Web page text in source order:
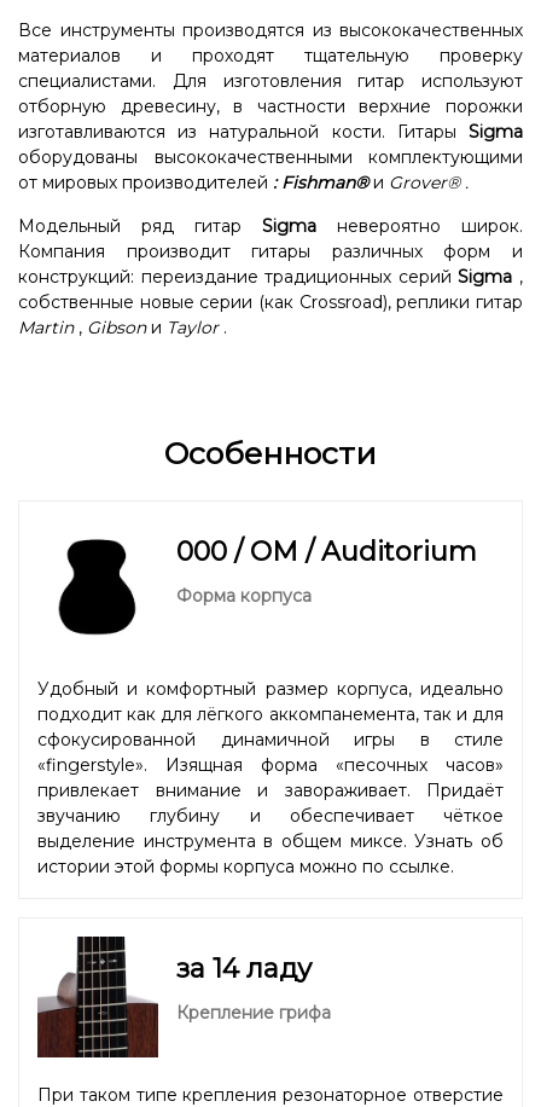
Все инструменты производятся из высококачественных
материалов и проходят тщательную проверку
специалистами. Для изготовления гитар используют
отборную древесину, в частности верхние порожки
изготавливаются из натуральной кости. Гитары Sigma
оборудованы высококачественными комплектующими
от мировых производителей :Fishman® и Grover® .
Модельный ряд гитар Sigma невероятно широк.
Компания производит гитары различных форм и
конструкций: переиздание традиционных серийSigma ,
собственные новые серии (как Crossroad), реплики гитар
Martin, Gibsonи Taylor.
Особенности
000 / OM / Auditorium
Форма корпуса
Удобный и комфортный размер корпуса, идеально
подходит как для лёгкого аккомпанемента, так и для
сфокусированной динамичной игры в стиле
«fingerstyle». Изящная форма «песочных часов»
привлекает внимание и завораживает. Придаёт
звучанию глубину и обеспечивает чёткое
выделение инструмента в общем миксе. Узнать об
истории этой формы корпуса можно по ссылке.
за 14 ладу
Крепление грифа
При таком типе крепления резонаторное отверстие